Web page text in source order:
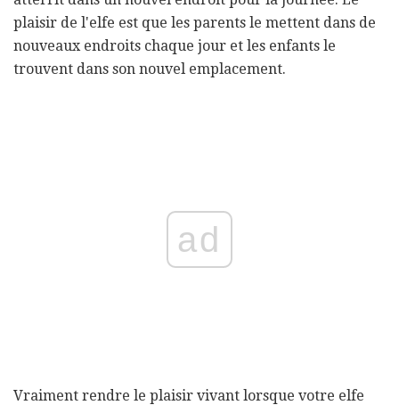
plaisir de l'elfe est que les parents le mettent dans de
nouveaux endroits chaque jour et les enfants le
trouvent dans son nouvel emplacement.
ad
Vraiment rendre le plaisir vivant lorsque votre elfe